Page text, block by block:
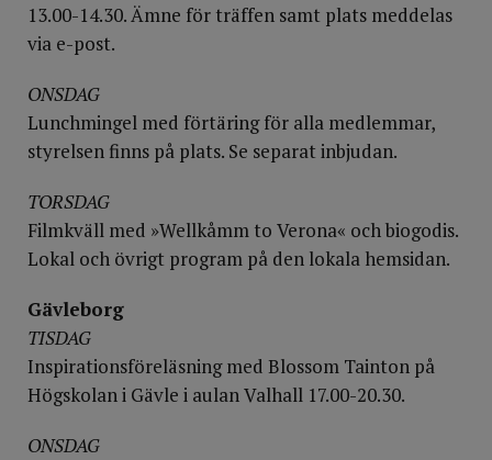
13.00-14.30. Ämne för träffen samt plats meddelas
via e-post.
ONSDAG
Lunchmingel med förtäring för alla medlemmar,
styrelsen finns på plats. Se separat inbjudan.
TORSDAG
Filmkväll med »Wellkåmm to Verona« och biogodis.
Lokal och övrigt program på den lokala hemsidan.
Gävleborg
TISDAG
Inspirationsföreläsning med Blossom Tainton på
Högskolan i Gävle i aulan Valhall 17.00-20.30.
ONSDAG